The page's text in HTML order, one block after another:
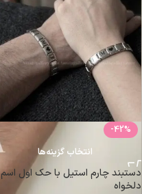
-42%
انتخاب گزینه‌ها
دستبند چارم استیل با حک اول اسم
دلخواه